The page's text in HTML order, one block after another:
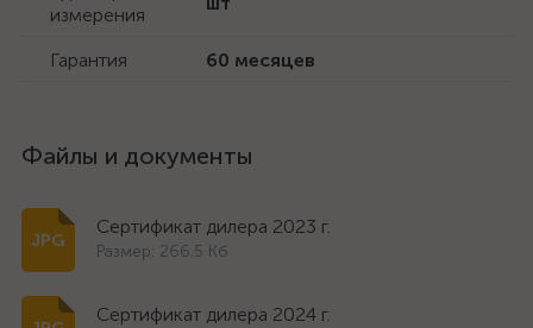
измерения
Гарантия 60 месяцев
Файлы и документы
Сертификат дилера 2023 г.
Размер: 266.5 Кб
Сертификат дилера 2024 г.